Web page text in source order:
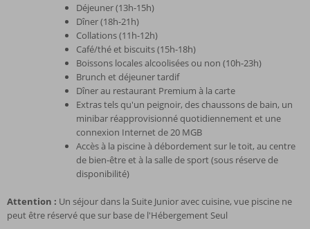
Déjeuner (13h-15h)
Dîner (18h-21h)
Collations (11h-12h)
Café/thé et biscuits (15h-18h)
Boissons locales alcoolisées ou non (10h-23h)
Brunch et déjeuner tardif
Dîner au restaurant Premium à la carte
Extras tels qu'un peignoir, des chaussons de bain, un
minibar réapprovisionné quotidiennement et une
connexion Internet de 20 MGB
Accès à la piscine à débordement sur le toit, au centre
de bien-être et à la salle de sport (sous réserve de
disponibilité)
Attention : Un séjour dans la Suite Junior avec cuisine, vue piscine ne
peut être réservé que sur base de l'Hébergement Seul